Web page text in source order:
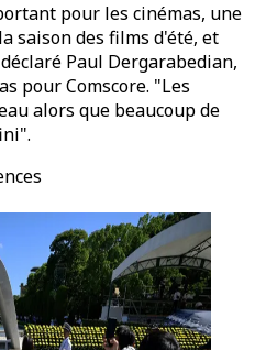
pour les cinémas, une
saison des films d'été, et
Paul Dergarabedian,
pour Comscore. "Les
alors que beaucoup de